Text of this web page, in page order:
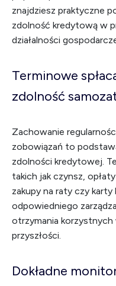
znajdziesz praktyczne
zdolność kredytową w
działalności
Terminowe
zdolność
Zachowanie
zobowiązań to
zdolności kredytowej.
takich jak czynsz,
zakupy na raty czy
odpowiedniego
otrzymania
przyszłości.
Dokładne